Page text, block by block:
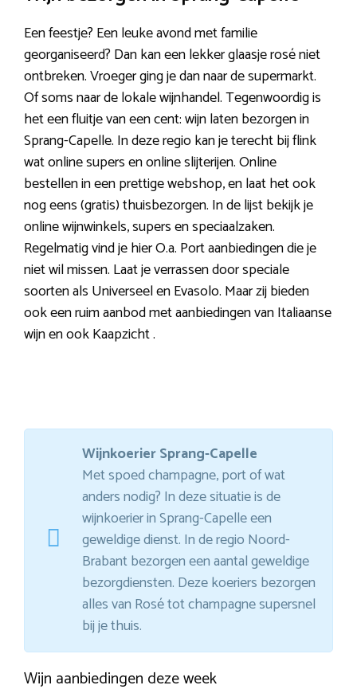
Een feestje? Een leuke avond met familie
georganiseerd? Dan kan een lekker glaasje rosé niet
ontbreken. Vroeger ging je dan naar de supermarkt.
Of soms naar de lokale wijnhandel. Tegenwoordig is
het een fluitje van een cent: wijn laten bezorgen in
Sprang-Capelle. In deze regio kan je terecht bij flink
wat online supers en online slijterijen. Online
bestellen in een prettige webshop, en laat het ook
nog eens (gratis) thuisbezorgen. In de lijst bekijk je
online wijnwinkels, supers en speciaalzaken.
Regelmatig vind je hier O.a. Port aanbiedingen die je
niet wil missen. Laat je verrassen door speciale
soorten als Universeel en Evasolo. Maar zij bieden
ook een ruim aanbod met aanbiedingen van Italiaanse
wijn en ook Kaapzicht .
Wijnkoerier Sprang-Capelle
Met spoed champagne, port of wat
anders nodig? In deze situatie is de
wijnkoerier in Sprang-Capelle een
geweldige dienst. In de regio Noord-
Brabant bezorgen een aantal geweldige
bezorgdiensten. Deze koeriers bezorgen
alles van Rosé tot champagne supersnel
bij je thuis.
Wijn aanbiedingen deze week